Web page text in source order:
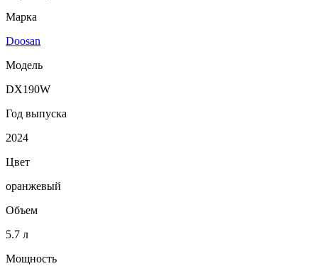
Марка
Doosan
Модель
DX190W
Год выпуска
2024
Цвет
оранжевый
Объем
5.7 л
Мощность